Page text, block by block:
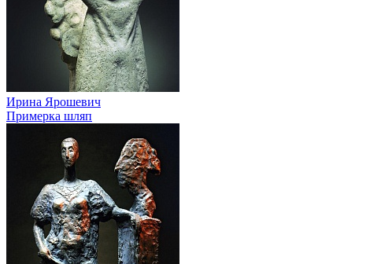
Ирина Ярошевич
Примерка шляп